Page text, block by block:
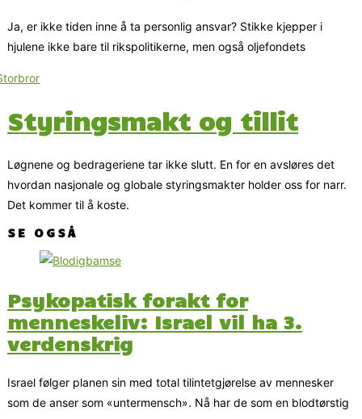
Ja, er ikke tiden inne å ta personlig ansvar? Stikke kjepper i
hjulene ikke bare til rikspolitikerne, men også oljefondets
Styringsmakt og tillit
Løgnene og bedrageriene tar ikke slutt. En for en avsløres det
hvordan nasjonale og globale styringsmakter holder oss for narr.
Det kommer til å koste.
SE OGSÅ
Psykopatisk forakt for
menneskeliv: Israel vil ha 3.
verdenskrig
Israel følger planen sin med total tilintetgjørelse av mennesker
som de anser som «untermensch». Nå har de som en blodtørstig